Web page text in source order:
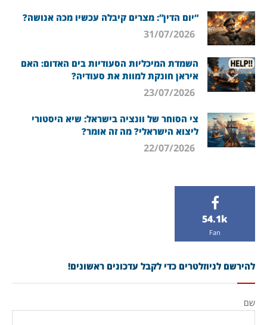
“יום הדין”: מצרים קיבלה עכשיו מכה אנושה?
השמדת המיכליות הסעודיות בים האדום: האם
איראן חונקת למוות את סעודיה?
צי הסוחר של וונציה בישראל: שיא היסטורי
ליצוא הישראלי? מה זה אומר?
54.1k
Fan
להירשם לניוזלטרים כדי לקבל עדכונים ראשונים!
שם